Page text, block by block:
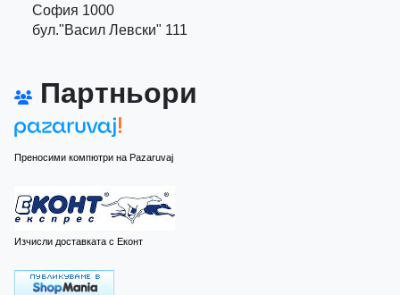
София 1000
бул."Васил Левски" 111
Партньори
Преносими компютри на Pazaruvaj
Изчисли доставката с Еконт